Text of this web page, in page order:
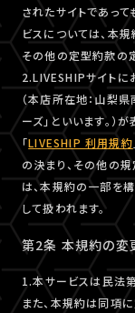
されたサイトであっ
ビスについては、本
その他の定型約款の
2.LIVESHIPサイトに
（本店所在地：山梨県
ーズ」といいます。）
「LIVESHIP 利用規約
の決まり、その他の
は、本規約の一部を
して扱われます。
第2条 本規約の変
1.本サービスは民法
また、本規約は同項